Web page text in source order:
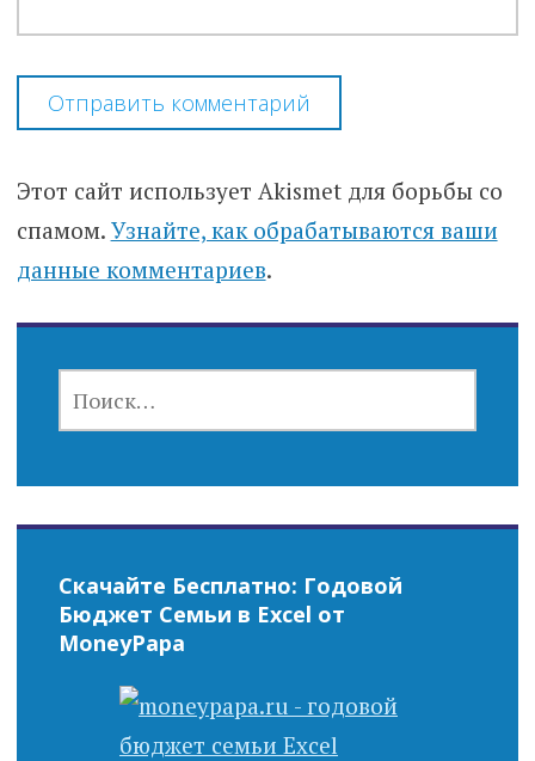
Этот сайт использует Akismet для борьбы со
спамом. Узнайте, как обрабатываются ваши
данные комментариев.
Скачайте Бесплатно: Годовой
Бюджет Семьи в Excel от
MoneyPapa